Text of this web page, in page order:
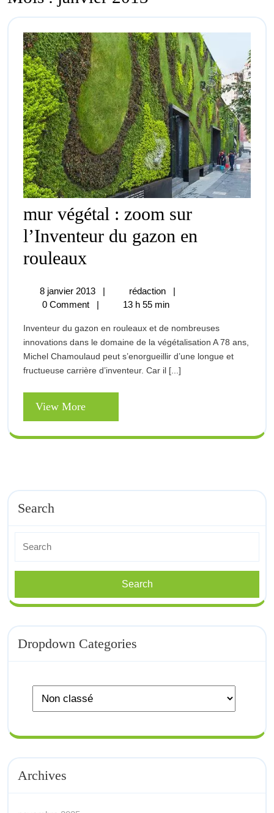
mur végétal : zoom sur
l’Inventeur du gazon en
rouleaux
:
zoom
sur
l’Inventeur
du
en
8 janvier 2013
janvier
| rédaction
mur
végétal
zoom
sur
l’Inventeur
du
|
0 Comment
| 13 h 55 min
Inventeur du gazon en rouleaux et de nombreuses
innovations dans le domaine de la végétalisation A 78 ans,
Michel Chamoulaud peut s’enorgueillir d’une longue et
fructueuse carrière d’inventeur. Car il [...]
View More
More
Search
for:
Dropdown Categories
Archives